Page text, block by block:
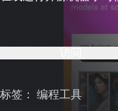
标签： 编程工具